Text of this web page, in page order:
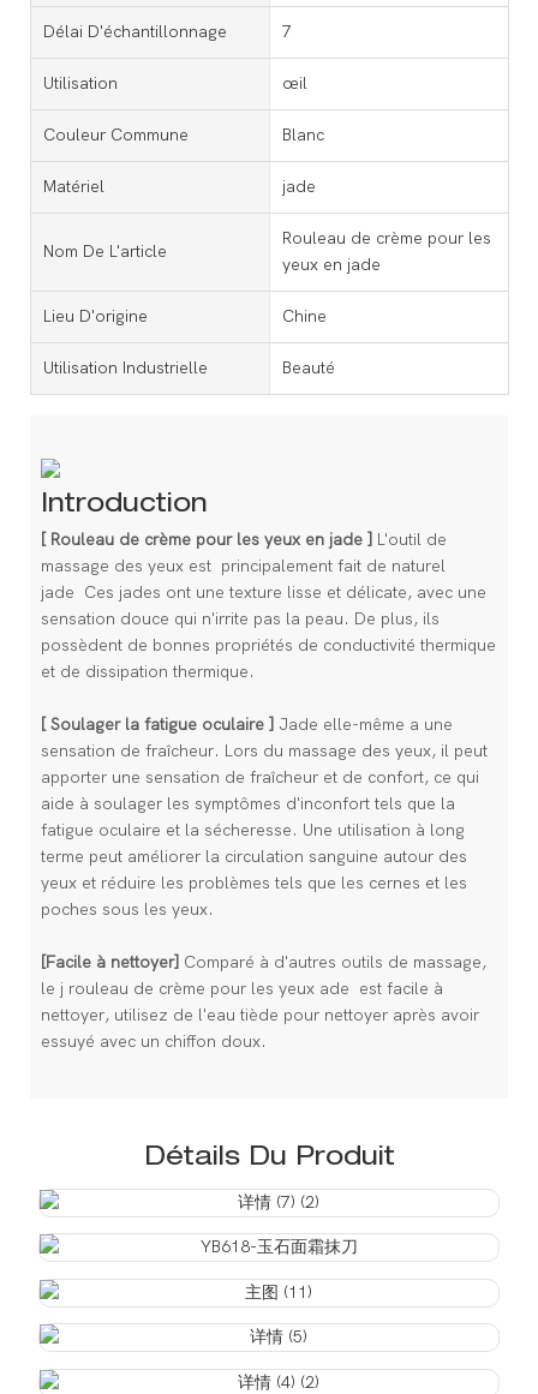
Délai D'échantillonnage 7
Utilisation œil
Couleur Commune Blanc
Matériel jade
Nom De L'article
Rouleau de crème pour les
yeux en jade
Lieu D'origine Chine
Utilisation Industrielle Beauté
Introduction
[Rouleau de crème pour les yeux en jade ] L'outil de
massage des yeux est principalement fait de naturel
jade Ces jades ont une texture lisse et délicate, avec une
sensation douce qui n'irrite pas la peau. De plus, ils
possèdent de bonnes propriétés de conductivité thermique
et de dissipation thermique.
[Soulager la fatigue oculaire ] Jade elle-même a une
sensation de fraîcheur. Lors du massage des yeux, il peut
apporter une sensation de fraîcheur et de confort, ce qui
aide à soulager les symptômes d'inconfort tels que la
fatigue oculaire et la sécheresse. Une utilisation à long
terme peut améliorer la circulation sanguine autour des
yeux et réduire les problèmes tels que les cernes et les
poches sous les yeux.
[Facile à nettoyer] Comparé à d'autres outils de massage,
le j rouleau de crème pour les yeux ade est facile à
nettoyer, utilisez de l'eau tiède pour nettoyer après avoir
essuyé avec un chiffon doux.
Détails Du Produit